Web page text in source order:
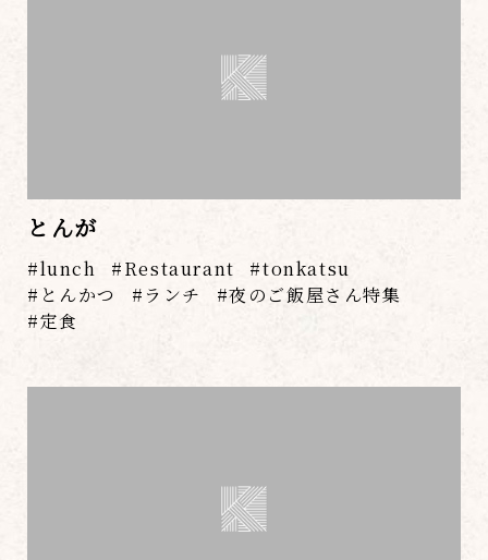
とんが
lunch Restaurant
tonkatsu
とんかつ
ランチ
夜のご飯屋さん特集
定食